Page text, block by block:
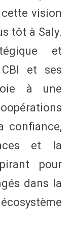
vision
tôt à Saly.
et
CBI et ses
à une
confiance,
et la
pour
dans la